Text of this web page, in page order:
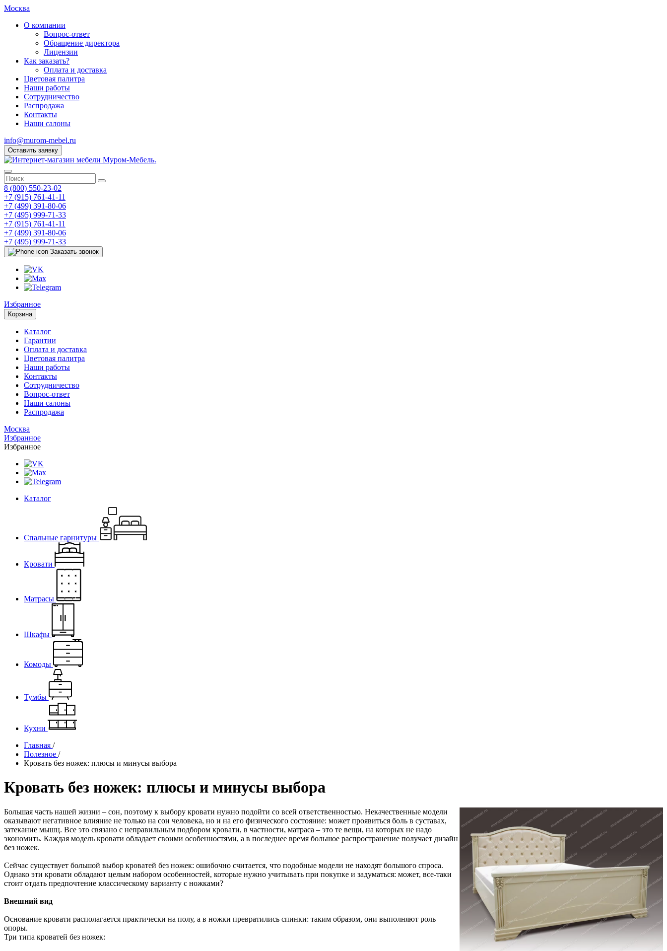
Москва
О компании
Вопрос-ответ
Обращение директора
Лицензии
Как заказать?
Оплата и доставка
Цветовая палитра
Наши работы
Сотрудничество
Распродажа
Контакты
Наши салоны
info@murom-mebel.ru
Оставить заявку
8 (800) 550-23-02
+7 (915) 761-41-11
+7 (499) 391-80-06
+7 (495) 999-71-33
+7 (915) 761-41-11
+7 (499) 391-80-06
+7 (495) 999-71-33
Заказать звонок
Избранное
Корзина
Каталог
Гарантии
Оплата и доставка
Цветовая палитра
Наши работы
Контакты
Сотрудничество
Вопрос-ответ
Наши салоны
Распродажа
Москва
Избранное
Избранное
Каталог
Спальные гарнитуры
Кровати
Матрасы
Шкафы
Комоды
Тумбы
Кухни
Главная /
Полезное /
Кровать без ножек: плюсы и минусы выбора
Кровать без ножек: плюсы и минусы выбора
Большая часть нашей жизни – сон, поэтому к выбору кровати нужно подойти со всей ответственностью. Некачественные модели
оказывают негативное влияние не только на сон человека, но и на его физического состояние: может проявиться боль в суставах,
затекание мышц. Все это связано с неправильным подбором кровати, в частности, матраса – это те вещи, на которых не надо
экономить. Каждая модель кровати обладает своими особенностями, а в последнее время большое распространение получает дизайн
без ножек.
Сейчас существует большой выбор кроватей без ножек: ошибочно считается, что подобные модели не находят большого спроса.
Однако эти кровати обладают целым набором особенностей, которые нужно учитывать при покупке и задуматься: может, все-таки
стоит отдать предпочтение классическому варианту с ножками?
Внешний вид
Основание кровати располагается практически на полу, а в ножки превратились спинки: таким образом, они выполняют роль
опоры.
Три типа кроватей без ножек: